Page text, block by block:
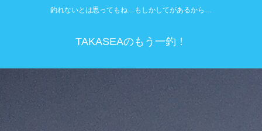
釣れないとは思ってもね…もしかしてがあるから…
TAKASEAのもう一釣！